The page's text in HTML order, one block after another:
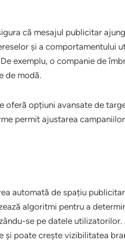
că mesajul publicitar
și a comportamentului
exemplu, o companie de
de modă.
oferă opțiuni avansate de
permit ajustarea
automată de spațiu
algoritmi pentru a
se pe datele
și poate crește vizibilitatea